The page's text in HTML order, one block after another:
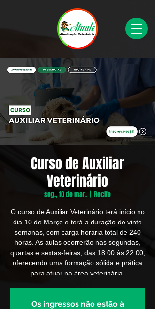
Curso de Auxiliar
Veterinário
seg., 10 de mar. Recife
O curso de Auxiliar Veterinário terá início no
dia 10 de Março e terá a duração de vinte
semanas, com carga horária total de 240
horas. As aulas ocorrerão nas segundas,
quartas e sextas-feiras, das 18:00 às 22:00,
oferecendo uma formação sólida e prática
para atuar na área veterinária.
Os ingressos não estão à